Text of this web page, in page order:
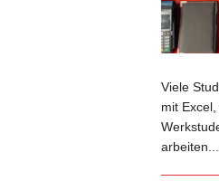
Viele
mit
arbeiten...